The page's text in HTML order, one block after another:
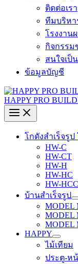
ติดต่อเรา
ทีมบริหา
โรงงาน
กิจกรรม
สนใจเป็
ข้อมูลบัญชี
HAPPY PRO
โกดังสำเร็จรูป
HW-C
HW-CT
HW-H
HW-HC
HW-HCC
บ้านสำเร็จรูป
MODEL
MODEL
MODEL
HAPPY
ไม้เทียม
ประตู-ห